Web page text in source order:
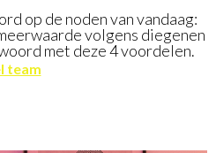
op de noden van vandaag:
volgens diegenen
met deze 4 voordelen.
team